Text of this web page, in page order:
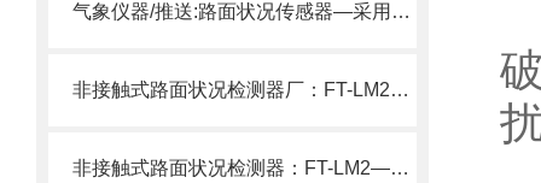
气象仪器/推送:路面状况传感器—采用遥感技术，避免了对道路的破坏
非接触式路面状况检测器厂：FT-LM2遥感测量·免埋设·路面干湿冰水识别。
非接触式路面状况检测器：FT-LM2——道路安全的智慧守护者